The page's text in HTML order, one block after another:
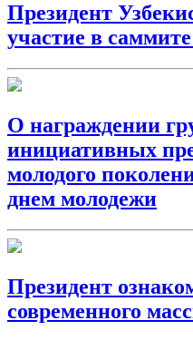
Президент
участие в
О награждении
инициативных
молодого
днем молодежи
Президент
современного